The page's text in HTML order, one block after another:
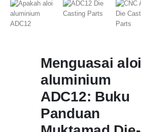
Menguasai aloi
aluminium
ADC12: Buku
Panduan